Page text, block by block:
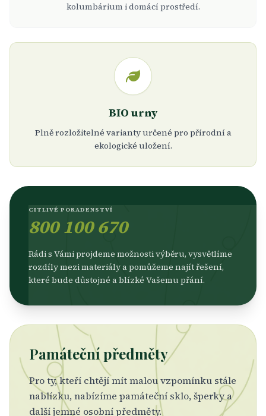
kolumbárium i domácí prostředí.
BIO urny
Plně rozložitelné varianty určené pro přírodní a
ekologické uložení.
CITLIVÉ PORADENSTVÍ
800 100 670
Rádi s Vámi projdeme možnosti výběru, vysvětlíme
rozdíly mezi materiály a pomůžeme najít řešení,
které bude důstojné a blízké Vašemu přání.
Památeční předměty
Pro ty, kteří chtějí mít malou vzpomínku stále
nablízku, nabízíme památeční sklo, šperky a
další jemné osobní předměty.